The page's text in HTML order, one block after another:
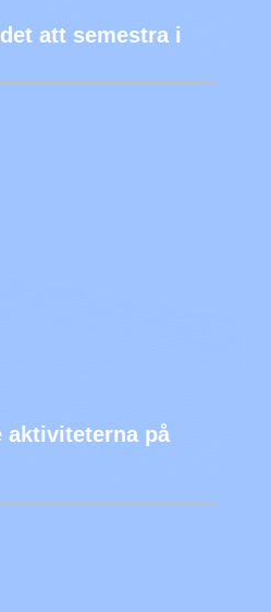
att semestra i
aktiviteterna på